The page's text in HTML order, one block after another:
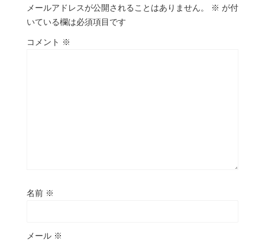
メールアドレスが公開されることはありません。 ※ が付
いている欄は必須項目です
コメント ※
名前 ※
メール ※